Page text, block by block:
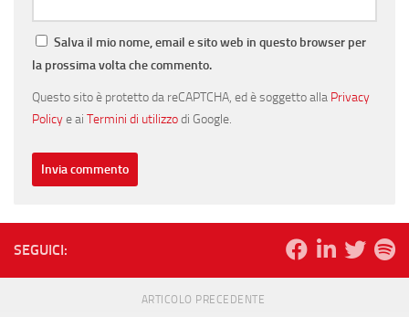
Salva il mio nome, email e sito web in questo browser per
la prossima volta che commento.
Questo sito è protetto da reCAPTCHA, ed è soggetto alla Privacy
Policye ai Termini di utilizzodi Google.
SEGUICI:
ARTICOLO PRECEDENTE